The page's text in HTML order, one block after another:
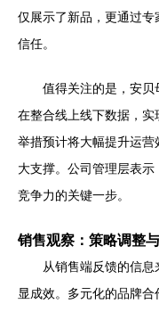
仅展示了新品，更通过
信任。
值得关注的是，安贝
在整合线上线下数据，
举措预计将大幅提升运
大支撑。公司管理层表
竞争力的关键一步。
销售观察：策略调整
从销售端反馈的信
显成效。多元化的品牌